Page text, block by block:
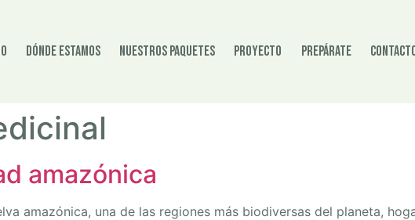
Dónde estamos Nuestros paquetes Proyecto Prepárate
amazónica
amazónica, una de las regiones más biodiversas del planeta,